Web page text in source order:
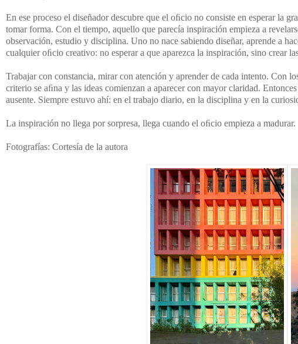
En ese proceso el diseñador descubre que el oﬁcio no consiste en esperar la
tomar forma. Con el tiempo, aquello que parecía inspiración empieza a
observación, estudio y disciplina. Uno no nace sabiendo diseñar, aprende a
cualquier oﬁcio creativo: no esperar a que aparezca la inspiración, sino crear
Trabajar con constancia, mirar con atención y aprender de cada intento. Con
criterio se aﬁna y las ideas comienzan a aparecer con mayor claridad.
ausente. Siempre estuvo ahí: en el trabajo diario, en la disciplina y en la
La inspiración no llega por sorpresa, llega cuando el oﬁcio empieza a madurar.
Fotografías: Cortesía de la autora